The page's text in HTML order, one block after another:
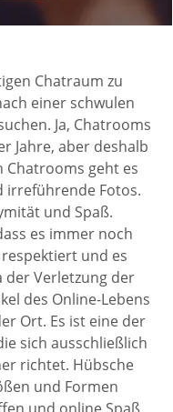
Chatraum zu
einer schwulen
Ja, Chatrooms
Jahre, aber deshalb
Chatrooms geht es
irreführende Fotos.
und Spaß.
es immer noch
und es
der Verletzung der
des Online-Lebens
Ort. Es ist eine der
sich ausschließlich
richtet. Hübsche
und Formen